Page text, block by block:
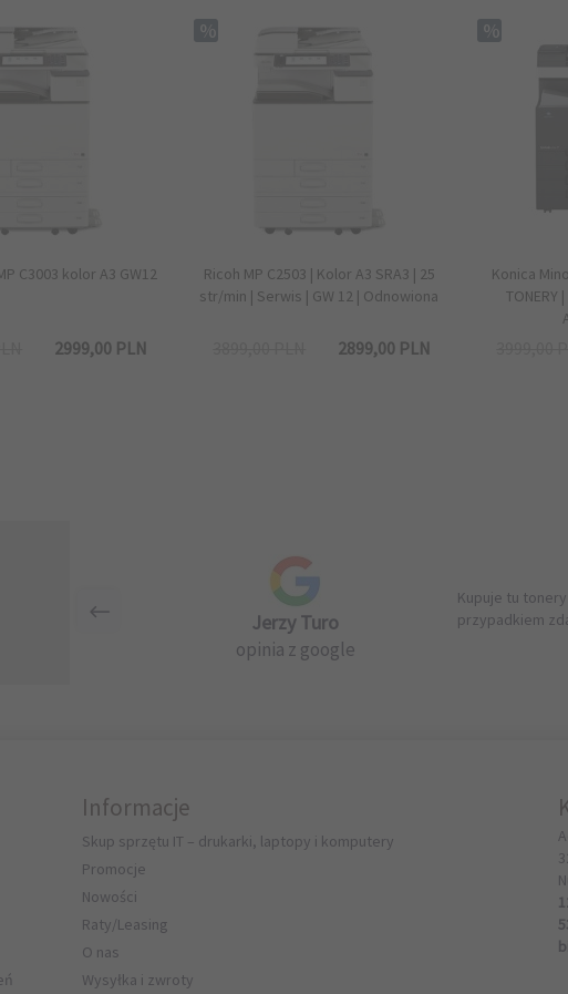
C3003 kolor A3 GW12
2999,00 PLN
Ricoh MP C2503 | Kolor A3 SRA3 | 25
str/min | Serwis | GW 12 | Odnowiona
2899,00 PLN
Konica
TONERY
Jerzy Turo
opinia z google
Kupuje tu
przypadkiem
Informacje
Skup sprzętu IT – drukarki, laptopy i komputery
Promocje
Nowości
Raty/Leasing
O nas
Wysyłka i zwroty